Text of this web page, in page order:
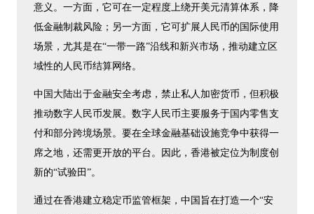
意义。一方面，它可在一定程度上绕开美元清算体系，降
低金融制裁风险；另一方面，它可扩展人民币的国际使用
场景，尤其是在“一带一路”沿线和新兴市场，推动建立区
域性的人民币结算网络。
中国大陆出于金融安全考虑，禁止私人加密货币，但积极
推动数字人民币发展。数字人民币主要服务于国内零售支
付和部分跨境场景。要在全球金融基础设施竞争中获得一
席之地，还需更开放的平台。因此，香港被定位为制度创
新的“试验田”。
通过在香港建立稳定币监管框架，中国旨在打造一个“安